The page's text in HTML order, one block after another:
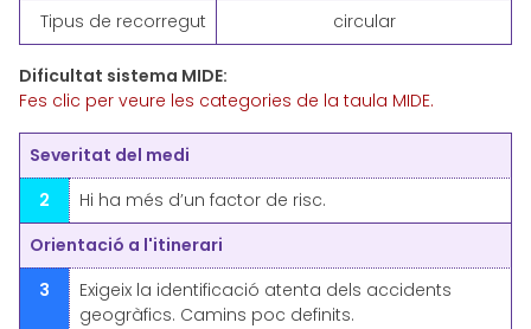
Tipus de recorregut circular
Dificultat sistema MIDE:
Fes clic per veure les categories de la taula MIDE.
Severitat del medi
2
Hi ha més d’un factor de risc.
Orientació a l'itinerari
3
Exigeix la identificació atenta dels accidents
geogràfics. Camins poc definits.